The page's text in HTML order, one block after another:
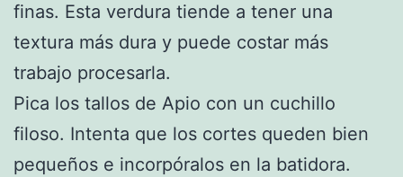
finas. Esta verdura tiende a tener una
textura más dura y puede costar más
trabajo procesarla.
Pica los tallos de Apio con un cuchillo
filoso. Intenta que los cortes queden bien
pequeños e incorpóralos en la batidora.